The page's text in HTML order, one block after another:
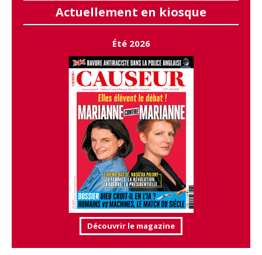
Actuellement en kiosque
Été 2026
Découvrir le magazine